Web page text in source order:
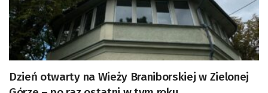
Dzień otwarty na Wieży Braniborskiej w Zielonej